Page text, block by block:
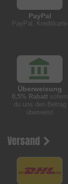
PayPal
PayPal, Kreditkarte
Überweisung
0,5% Rabatt sofern
du uns den Betrag
überweist
Versand